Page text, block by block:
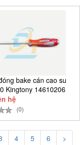
bake cán cao su
Kingtony 14610206
hệ
(0)
4 5 6 >